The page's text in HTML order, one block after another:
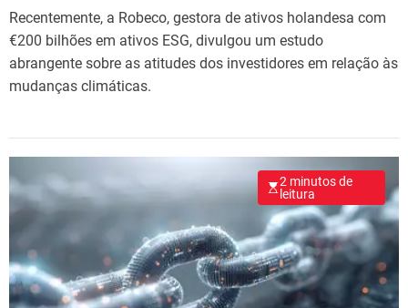
Recentemente, a Robeco, gestora de ativos holandesa com
€200 bilhões em ativos ESG, divulgou um estudo
abrangente sobre as atitudes dos investidores em relação às
mudanças climáticas.
2 minutos de
leitura